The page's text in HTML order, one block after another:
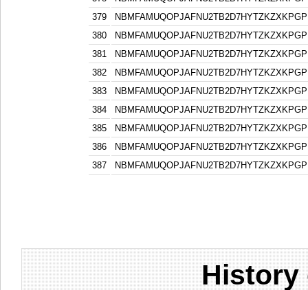
379
380
381
382
383
384
385
386
387
History